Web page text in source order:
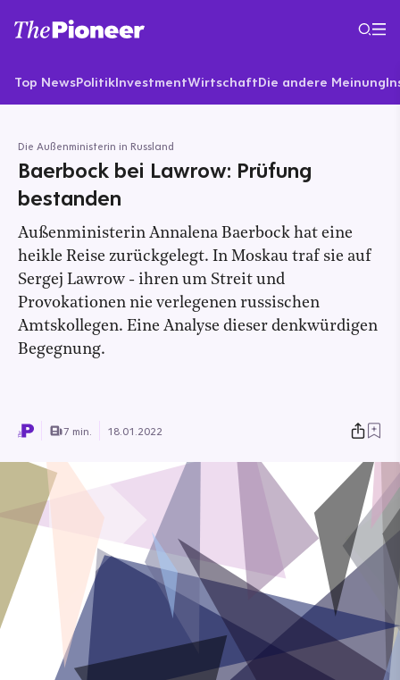
Top NewsPolitikInvestmentWirtschaftDie andere Meinung
Die Außenministerin in Russland
Baerbock bei Lawrow: Prüfung
bestanden
Außenministerin Annalena Baerbock hat eine
heikle Reise zurückgelegt. In Moskau traf sie auf
Sergej Lawrow - ihren um Streit und
Provokationen nie verlegenen russischen
Amtskollegen. Eine Analyse dieser denkwürdigen
Begegnung.
7 min. 18.01.2022